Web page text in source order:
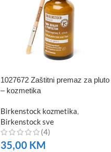
1027672 Zaštitni premaz za pluto
– kozmetika
Birkenstock kozmetika,
Birkenstock sve
(4)
35,00 KM